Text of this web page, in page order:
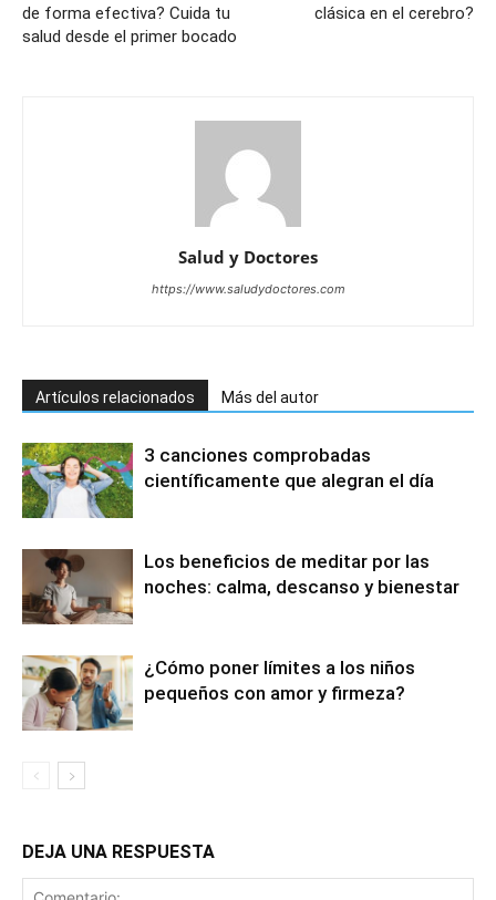
de forma efectiva? Cuida tu
salud desde el primer bocado
clásica en el cerebro?
Salud y Doctores
https://www.saludydoctores.com
Artículos relacionados Más del autor
3 canciones comprobadas
científicamente que alegran el día
Los beneficios de meditar por las
noches: calma, descanso y bienestar
¿Cómo poner límites a los niños
pequeños con amor y firmeza?
DEJA UNA RESPUESTA